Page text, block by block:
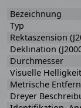
Bezeichnung
Typ
Rektaszension
Deklination
Durchmesser
Visuelle Helligkeit
Metrische
Dreyer